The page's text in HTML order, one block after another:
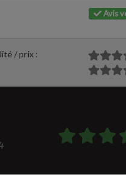
Avis
/ prix :